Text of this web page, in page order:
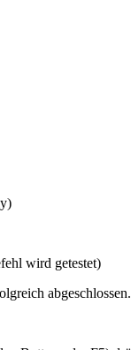
wird getestet)
abgeschlossen.